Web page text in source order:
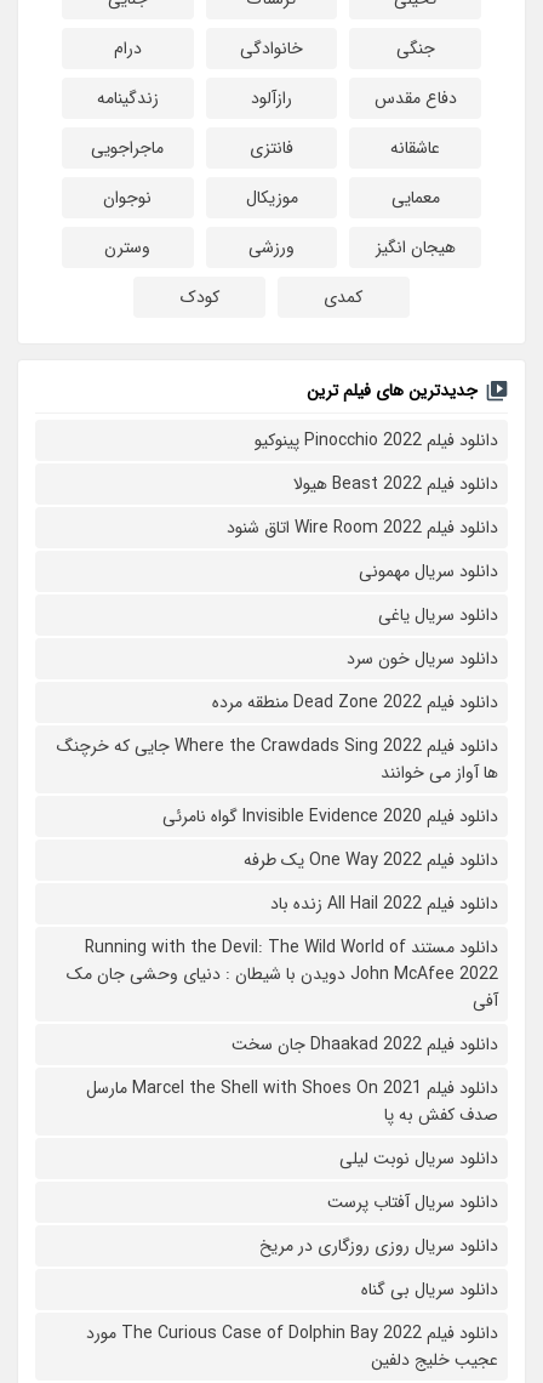
جنگی
خانوادگی
درام
دفاع مقدس
رازآلود
زندگینامه
عاشقانه
فانتزی
ماجراجویی
معمایی
موزیکال
نوجوان
هیجان انگیز
ورزشی
وسترن
کمدی
کودک
جدیدترین های فیلم ترین
دانلود فیلم Pinocchio 2022 پینوکیو
دانلود فیلم Beast 2022 هیولا
دانلود فیلم Wire Room 2022 اتاق شنود
دانلود سریال مهمونی
دانلود سریال یاغی
دانلود سریال خون سرد
دانلود فیلم 2022 Dead Zone منطقه مرده
دانلود فیلم Where the Crawdads Sing 2022 جایی که خرچنگ
ها آواز می خوانند
دانلود فیلم 2020 Invisible Evidence گواه نامرئی
دانلود فیلم One Way 2022 یک طرفه
دانلود فیلم All Hail 2022 زنده باد
دانلود مستند Running with the Devil: The Wild World of
John McAfee 2022 دویدن با شیطان : دنیای وحشی جان مک
آفی
دانلود فیلم Dhaakad 2022 جان سخت
دانلود فیلم Marcel the Shell with Shoes On 2021 مارسل
صدف کفش به پا
دانلود سریال نوبت لیلی
دانلود سریال آفتاب پرست
دانلود سریال روزی روزگاری در مریخ
دانلود سریال بی گناه
دانلود فیلم The Curious Case of Dolphin Bay 2022 مورد
عجیب خلیج دلفین